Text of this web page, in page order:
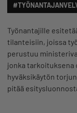
Työnantajille
tilanteisiin, joissa
perustuu
jonka
hyväksikäytön
pitää